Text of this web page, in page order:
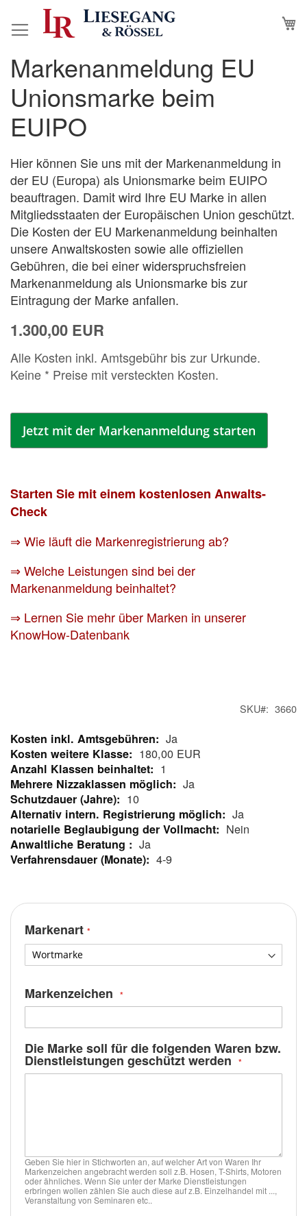
zum
Markenanmeldung EU
Unionsmarke beim
EUIPO
Hier können Sie uns mit der Markenanmeldung in
der EU (Europa) als Unionsmarke beim EUIPO
beauftragen. Damit wird Ihre EU Marke in allen
Mitgliedsstaaten der Europäischen Union geschützt.
Die Kosten der EU Markenanmeldung beinhalten
unsere Anwaltskosten sowie alle offiziellen
Gebühren, die bei einer widerspruchsfreien
Markenanmeldung als Unionsmarke bis zur
Eintragung der Marke anfallen.
1.300,00 EUR
Alle Kosten inkl. Amtsgebühr bis zur Urkunde.
Keine * Preise mit versteckten Kosten.
Jetzt mit der Markenanmeldung starten
Starten Sie mit einem kostenlosen Anwalts-
Check
⇒ Wie läuft die Markenregistrierung ab?
⇒ Welche Leistungen sind bei der
Markenanmeldung beinhaltet?
⇒ Lernen Sie mehr über Marken in unserer
KnowHow-Datenbank
SKU 3660
Mehr
Informationen
Ja
180,00 EUR
1
Ja
10
Ja
Nein
Ja
4-9
Zum
Ende
der
Bildergalerie
springen
Zum
Anfang
der
Bildergalerie
springen
Markenart
Markenzeichen
Die Marke soll für die folgenden Waren bzw.
Dienstleistungen geschützt werden
Geben Sie hier in Stichworten an, auf welcher Art von Waren Ihr
Markenzeichen angebracht werden soll z.B. Hosen, T-Shirts, Motoren
oder ähnliches. Wenn Sie unter der Marke Dienstleistungen
erbringen wollen zählen Sie auch diese auf z.B. Einzelhandel mit ...,
Veranstaltung von Seminaren etc..